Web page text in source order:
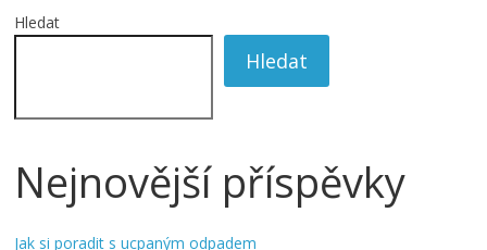
Hledat
Hledat
Nejnovější příspěvky
Jak si poradit s ucpaným odpadem